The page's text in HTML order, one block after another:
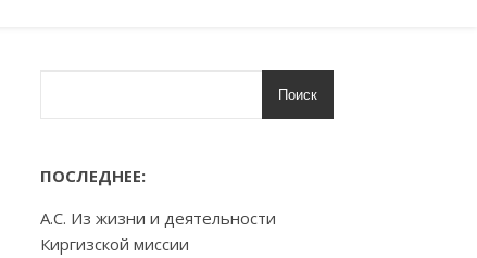
Поиск
ПОСЛЕДНЕЕ:
А.С. Из жизни и деятельности
Киргизской миссии